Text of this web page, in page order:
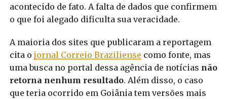
acontecido de fato. A falta de dados que confirmem
o que foi alegado dificulta sua veracidade.
A maioria dos sites que publicaram a reportagem
cita o jornal Correio Braziliense como fonte, mas
uma busca no portal dessa agência de notícias não
retorna nenhum resultado. Além disso, o caso
que teria ocorrido em Goiânia tem versões mais